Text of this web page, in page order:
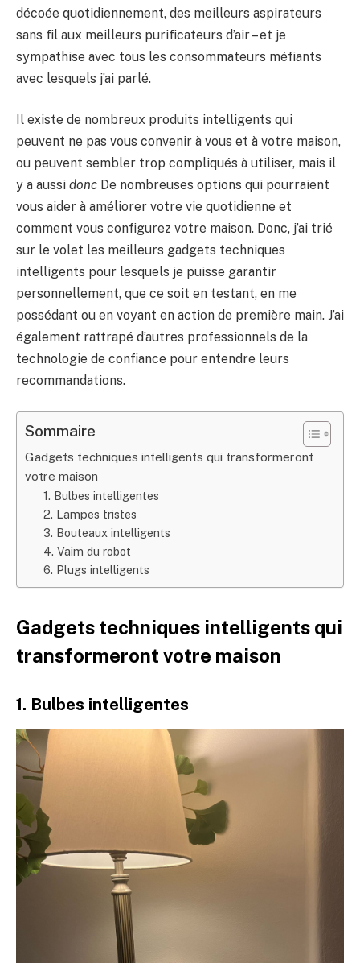
décoée quotidiennement, des meilleurs aspirateurs
sans fil aux meilleurs purificateurs d’air – et je
sympathise avec tous les consommateurs méfiants
avec lesquels j’ai parlé.
Il existe de nombreux produits intelligents qui
peuvent ne pas vous convenir à vous et à votre maison,
ou peuvent sembler trop compliqués à utiliser, mais il
y a aussi donc De nombreuses options qui pourraient
vous aider à améliorer votre vie quotidienne et
comment vous configurez votre maison. Donc, j’ai trié
sur le volet les meilleurs gadgets techniques
intelligents pour lesquels je puisse garantir
personnellement, que ce soit en testant, en me
possédant ou en voyant en action de première main. J’ai
également rattrapé d’autres professionnels de la
technologie de confiance pour entendre leurs
recommandations.
Sommaire
Gadgets techniques intelligents qui transformeront
votre maison
1. Bulbes intelligentes
2. Lampes tristes
3. Bouteaux intelligents
4. Vaim du robot
6. Plugs intelligents
Gadgets techniques intelligents qui
transformeront votre maison
1. Bulbes intelligentes